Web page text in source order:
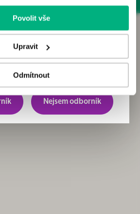
Povolit vše
Upravit
Odmítnout
ve smyslu zákona o regulaci
a s riziky, kterým se jiná osoba než
Nejsem odborník